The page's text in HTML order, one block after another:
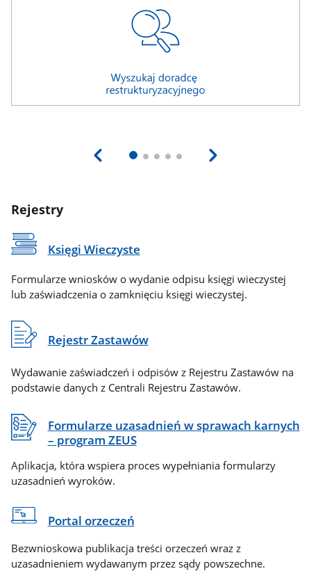
Rejestry
Księgi Wieczyste
Formularze wniosków o wydanie odpisu księgi wieczystej
lub zaświadczenia o zamknięciu księgi wieczystej.
Rejestr Zastawów
Wydawanie zaświadczeń i odpisów z Rejestru Zastawów na
podstawie danych z Centrali Rejestru Zastawów.
Formularze uzasadnień w sprawach karnych
– program ZEUS
Aplikacja, która wspiera proces wypełniania formularzy
uzasadnień wyroków.
Portal orzeczeń
Bezwnioskowa publikacja treści orzeczeń wraz z
uzasadnieniem wydawanym przez sądy powszechne.